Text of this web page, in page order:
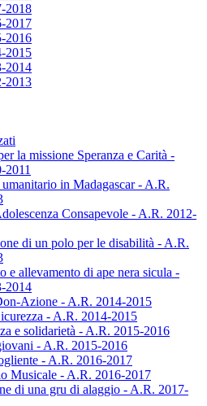
2018
2017
2016
2015
2014
2013
la missione Speranza e Carità -
2011
in Madagascar - A.R.
Consapevole - A.R. 2012-
di un polo per le disabilità - A.R.
e allevamento di ape nera sicula -
2014
Azione - A.R. 2014-2015
- A.R. 2014-2015
e solidarietà - A.R. 2015-2016
- A.R. 2015-2016
- A.R. 2016-2017
Musicale - A.R. 2016-2017
di una gru di alaggio - A.R. 2017-